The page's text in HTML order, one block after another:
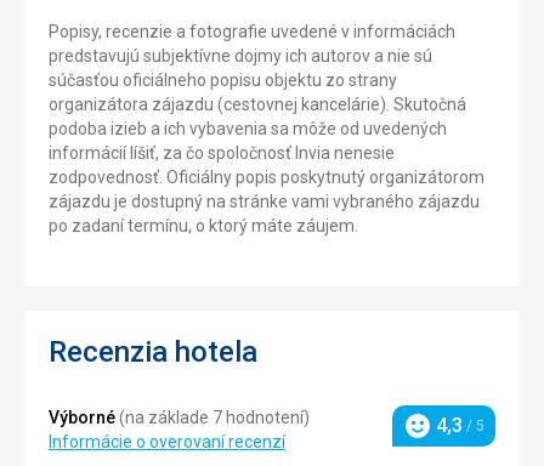
Popisy, recenzie a fotografie uvedené v informáciách
predstavujú subjektívne dojmy ich autorov a nie sú
súčasťou oficiálneho popisu objektu zo strany
organizátora zájazdu (cestovnej kancelárie). Skutočná
podoba izieb a ich vybavenia sa môže od uvedených
informácií líšiť, za čo spoločnosť Invia nenesie
zodpovednosť. Oficiálny popis poskytnutý organizátorom
zájazdu je dostupný na stránke vami vybraného zájazdu
po zadaní termínu, o ktorý máte záujem.
Recenzia hotela
Výborné(na základe 7 hodnotení)
Informácie o overovaní recenzí
Hodnotenie
4,3 / 5